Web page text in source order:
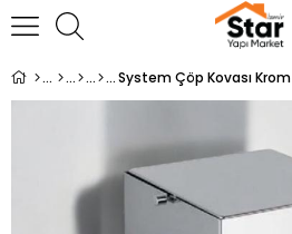
System Çöp Kovası Krom